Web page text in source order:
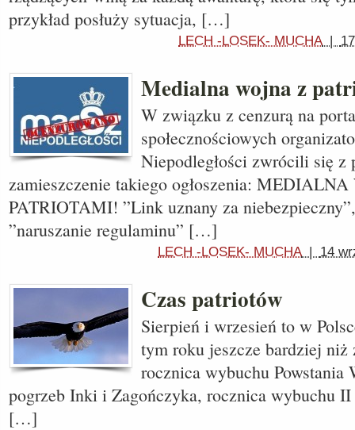
przykład posłuży sytuacja, […]
LECH -LOSEK- MUCHA|
Medialna wojna z
W związku z cenzurą na
społecznościowych
Niepodległości zwrócili się z
zamieszczenie takiego ogłoszenia:
PATRIOTAMI! ”Link uznany za
”naruszanie regulaminu” […]
LECH -LOSEK- MUCHA| 14
Czas patriotów
Sierpień i wrzesień to w
tym roku jeszcze bardziej
rocznica wybuchu Powstania
pogrzeb Inki i Zagończyka, rocznica wybuchu II
[…]